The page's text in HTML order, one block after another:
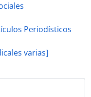
Políticos
Fernández en la prensa
Bucich
Di Leo
Vicente (parte)
selección sobre peronismo)
de la Nación
Periodísticos
varias]